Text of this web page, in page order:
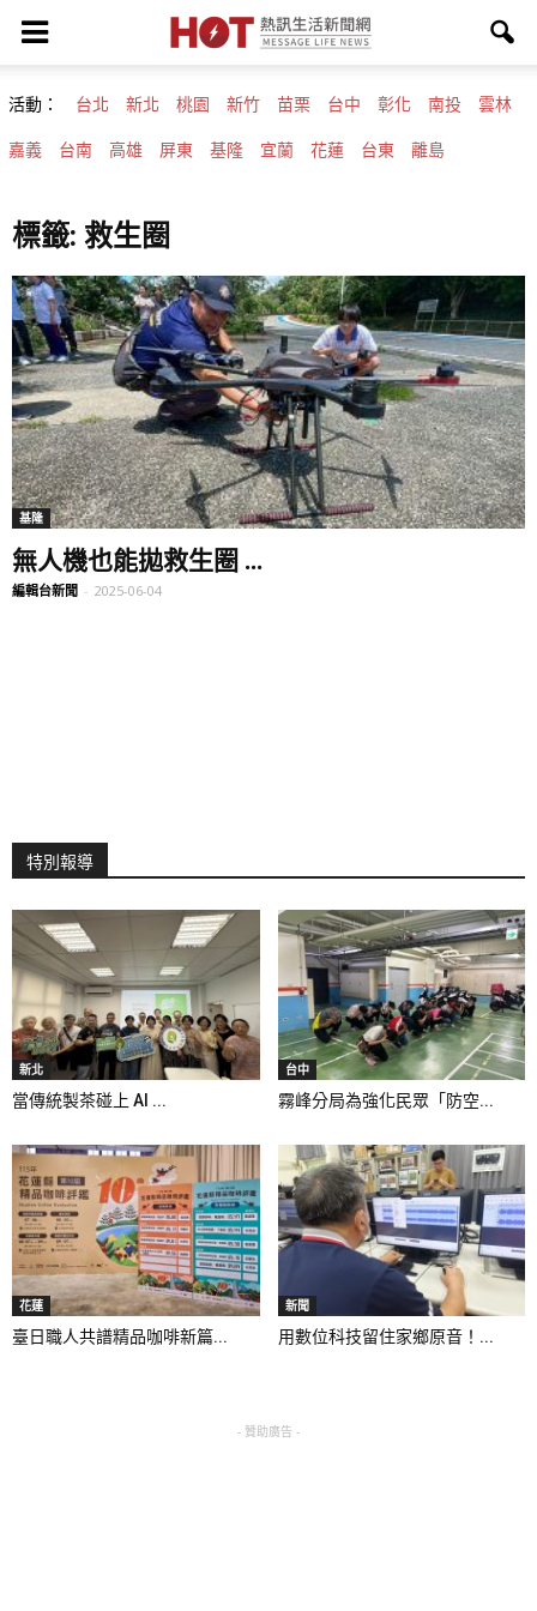
活動： 台北 新北 桃園 新竹 苗栗 台中 彰化 南投 雲林
嘉義 台南 高雄 屏東 基隆 宜蘭 花蓮 台東 離島
標籤: 救生圈
基隆
無人機也能拋救生圈 ...
編輯台新聞 - 2025-06-04
特別報導
新北
當傳統製茶碰上 AI ...
台中
霧峰分局為強化民眾「防空...
花蓮
臺日職人共譜精品咖啡新篇...
新聞
用數位科技留住家鄉原音！...
- 贊助廣告 -